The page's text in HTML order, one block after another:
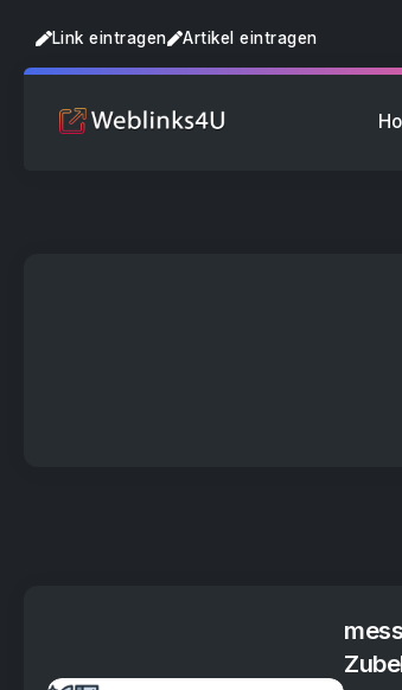
Link eintragen Artikel eintragen